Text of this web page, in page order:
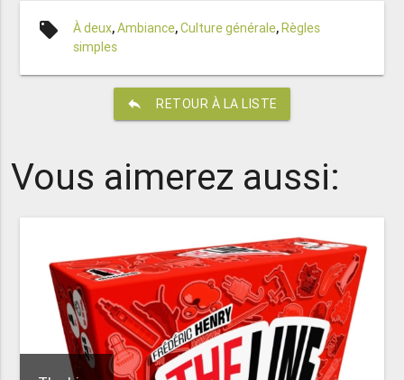
local_offer À deux,Ambiance,Culture générale,Règles
simples
reply RETOUR À LA LISTE
Vous aimerez aussi: